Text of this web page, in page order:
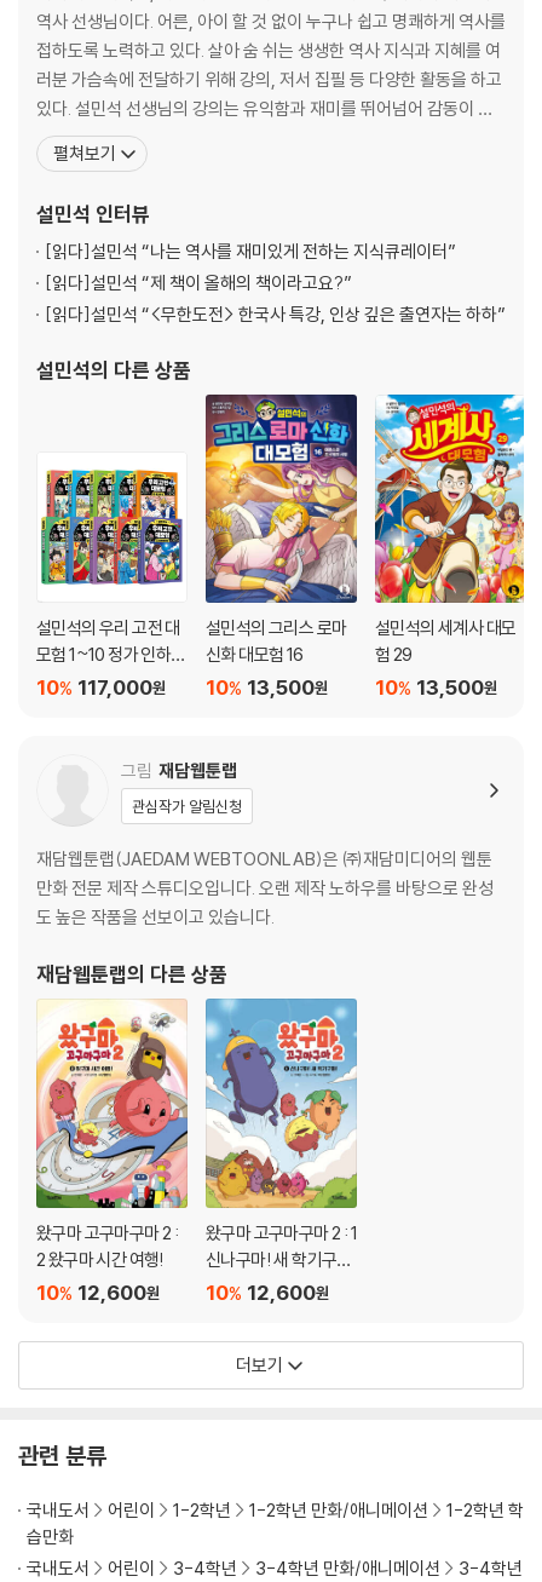
역사 선생님이다. 어른, 아이 할 것 없이 누구나 쉽고 명쾌하게 역사를
접하도록 노력하고 있다. 살아 숨 쉬는 생생한 역사 지식과 지혜를 여
러분 가슴속에 전달하기 위해 강의, 저서 집필 등 다양한 활동을 하고
있다. 설민석 선생님의 강의는 유익함과 재미를 뛰어넘어 감동이 있
다. 사람들이 원하는 메시지, 대중들에게 꼭 필요한 지식을 한국사와
접목하여 남녀노소 누구나 이해하기 쉽게 전달한다. ‘한국사는 지루
운 콘텐츠로 인식된다. 20년 이상을 수험생들을
펼쳐보기
설민석 인터뷰
[읽다]설민석 “나는 역사를 재미있게 전하는 지식큐레이터”
[읽다]설민석 “제 책이 올해의 책이라고요?”
[읽다]설민석 “<무한도전> 한국사 특강, 인상 깊은 출연자는 하하”
설민석의 다른 상품
설민석의 우리 고전 대
모험 1~10 정가 인하
세트 117,000원
10%
설민석의 그리스 로마
신화 대모험 16
13,500원
10%
설민석의 세계사 대모
험 29
13,500원
10%
그림 재담웹툰랩
관심작가 알림신청
재담웹툰랩(JAEDAM WEBTOONLAB)은 ㈜재담미디어의 웹툰
만화 전문 제작 스튜디오입니다. 오랜 제작 노하우를 바탕으로 완성
도 높은 작품을 선보이고 있습니다.
재담웹툰랩의 다른 상품
왔구마 고구마구마 2 :
2 왔구마 시간 여행!
12,600원
10%
왔구마 고구마구마 2 : 1
신나구마! 새 학기구
마!
12,600원
10%
더보기
관련 분류
국내도서 어린이 1-2학년 1-2학년 만화/애니메이션
1-2학년 학
습만화
국내도서
어린이 3-4학년 3-4학년 만화/애니메이션
3-4학년